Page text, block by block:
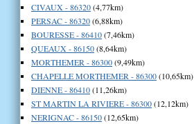
CIVAUX - 86320(4,77km)
PERSAC - 86320(6,88km)
BOURESSE - 86410(7,46km)
QUEAUX - 86150(8,64km)
MORTHEMER - 86300(9,49km)
CHAPELLE MORTHEMER - 86300(10,65km)
DIENNE - 86410(11,26km)
ST MARTIN LA RIVIERE - 86300(12,12km)
NERIGNAC - 86150(12,65km)